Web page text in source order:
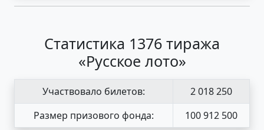
Статистика 1376 тиража
«Русское лото»
Участвовало билетов:
2 018 250
Размер призового фонда:
100 912 500